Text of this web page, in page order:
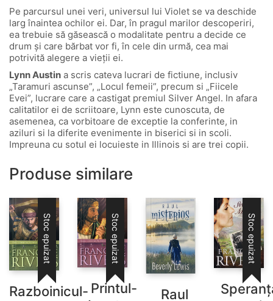
Pe parcursul unei veri, universul lui Violet se va deschide
larg înaintea ochilor ei. Dar, în pragul marilor descoperiri,
ea trebuie să găsească o modalitate pentru a decide ce
drum şi care bărbat vor fi, în cele din urmă, cea mai
potrivită alegere a vieţii ei.
Lynn Austin a scris cateva lucrari de fictiune, inclusiv
„Taramuri ascunse”, „Locul femeii”, precum si „Fiicele
Evei”, lucrare care a castigat premiul Silver Angel. In afara
calitatilor ei de scriitoare, Lynn este cunoscuta, de
asemenea, ca vorbitoare de exceptie la conferinte, in
aziluri si la diferite evenimente in biserici si in scoli.
Impreuna cu sotul ei locuieste in Illinois si are trei copii.
Produse similare
Stoc epuizat
Razboinicul-
Stoc epuizat
Printul-
Raul
Stoc epuizat